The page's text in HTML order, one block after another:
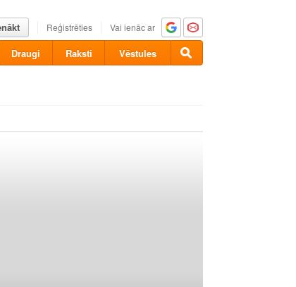
Reģistrēties Vai ienāc ar
Draugi Raksti Vēstules